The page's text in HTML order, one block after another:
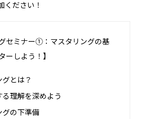
ください！
グセミナー①：マスタリングの基
ーしよう！】
とは？
理解を深めよう
グの下準備